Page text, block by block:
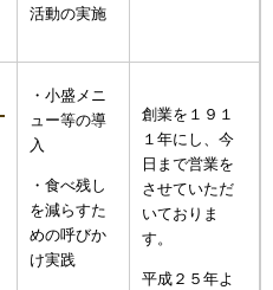
活動の実施
・小盛メニ
ュー等の導
入
・食べ残し
を減らすた
めの呼びか
け実践
創業を１９１
１年にし、今
日まで営業を
させていただ
いておりま
す。
平成２５年よ